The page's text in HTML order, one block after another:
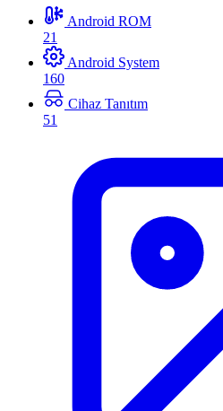
Android ROM
21
Android System
160
Cihaz Tanıtım
51